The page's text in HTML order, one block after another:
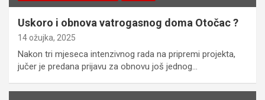
Uskoro i obnova vatrogasnog doma Otočac ?
14 ožujka, 2025
Nakon tri mjeseca intenzivnog rada na pripremi projekta,
jučer je predana prijavu za obnovu još jednog…